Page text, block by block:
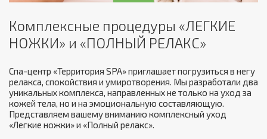
Комплексные процедуры «ЛЕГКИЕ
НОЖКИ» и «ПОЛНЫЙ РЕЛАКС»
Спа-центр «Территория SPA» приглашает погрузиться в негу
релакса, спокойствия и умиротворения. Мы разработали два
уникальных комплекса, направленных не только на уход за
кожей тела, но и на эмоциональную составляющую.
Представляем вашему вниманию комплексный уход
«Легкие ножки» и «Полный релакс».